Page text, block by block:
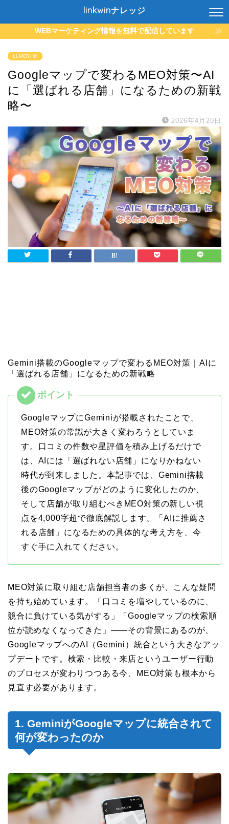
linkwinナレッジ
WEBマーケティング情報を無料で配信しています
LLMO対策
Googleマップで変わるMEO対策〜AI
に「選ばれる店舗」になるための新戦
略〜
2026年4月20日
Gemini搭載のGoogleマップで変わるMEO対策｜AIに
「選ばれる店舗」になるための新戦略
GoogleマップにGeminiが搭載されたことで、
MEO対策の常識が大きく変わろうとしていま
す。口コミの件数や星評価を積み上げるだけで
は、AIには「選ばれない店舗」になりかねない
時代が到来しました。本記事では、Gemini搭載
後のGoogleマップがどのように変化したのか、
そして店舗が取り組むべきMEO対策の新しい視
点を4,000字超で徹底解説します。「AIに推薦さ
れる店舗」になるための具体的な考え方を、今
すぐ手に入れてください。
MEO対策に取り組む店舗担当者の多くが、こんな疑問
を持ち始めています。「口コミを増やしているのに、
競合に負けている気がする」「Googleマップの検索順
位が読めなくなってきた」——その背景にあるのが、
GoogleマップへのAI（Gemini）統合という大きなアッ
プデートです。検索・比較・来店というユーザー行動
のプロセスが変わりつつある今、MEO対策も根本から
見直す必要があります。
1. GeminiがGoogleマップに統合されて
何が変わったのか